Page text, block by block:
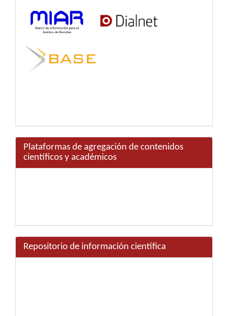
Plataformas de agregación de contenidos
científicos y académicos
Repositorio de información científica